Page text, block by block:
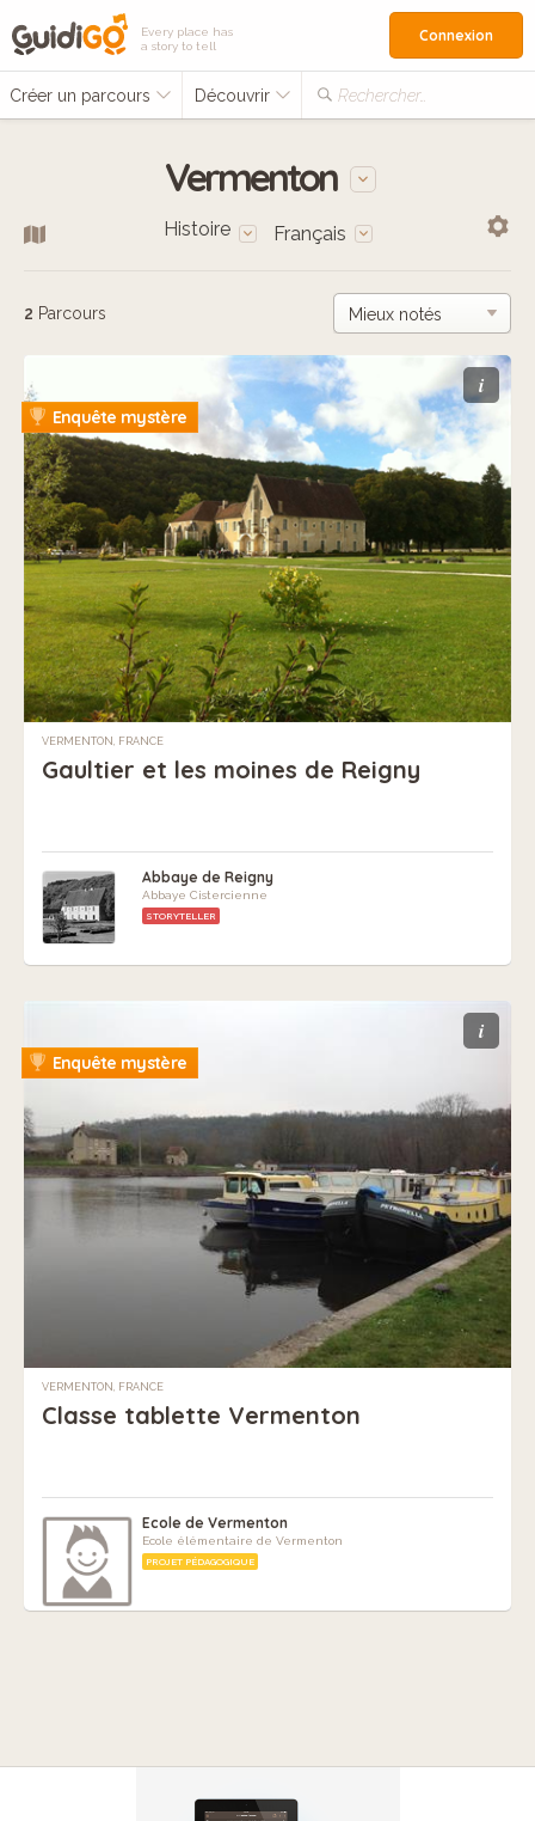
Every place has
a story to tell
Créer un parcours Découvrir Rechercher…
Connexion
Vermenton
Histoire Français
2 Parcours
i
Enquête mystère
VERMENTON, FRANCE
Gaultier et les moines de Reigny
Abbaye de Reigny
Abbaye Cistercienne
STORYTELLER
i
Enquête mystère
VERMENTON, FRANCE
Classe tablette Vermenton
Ecole de Vermenton
Ecole élémentaire de Vermenton
PROJET PÉDAGOGIQUE